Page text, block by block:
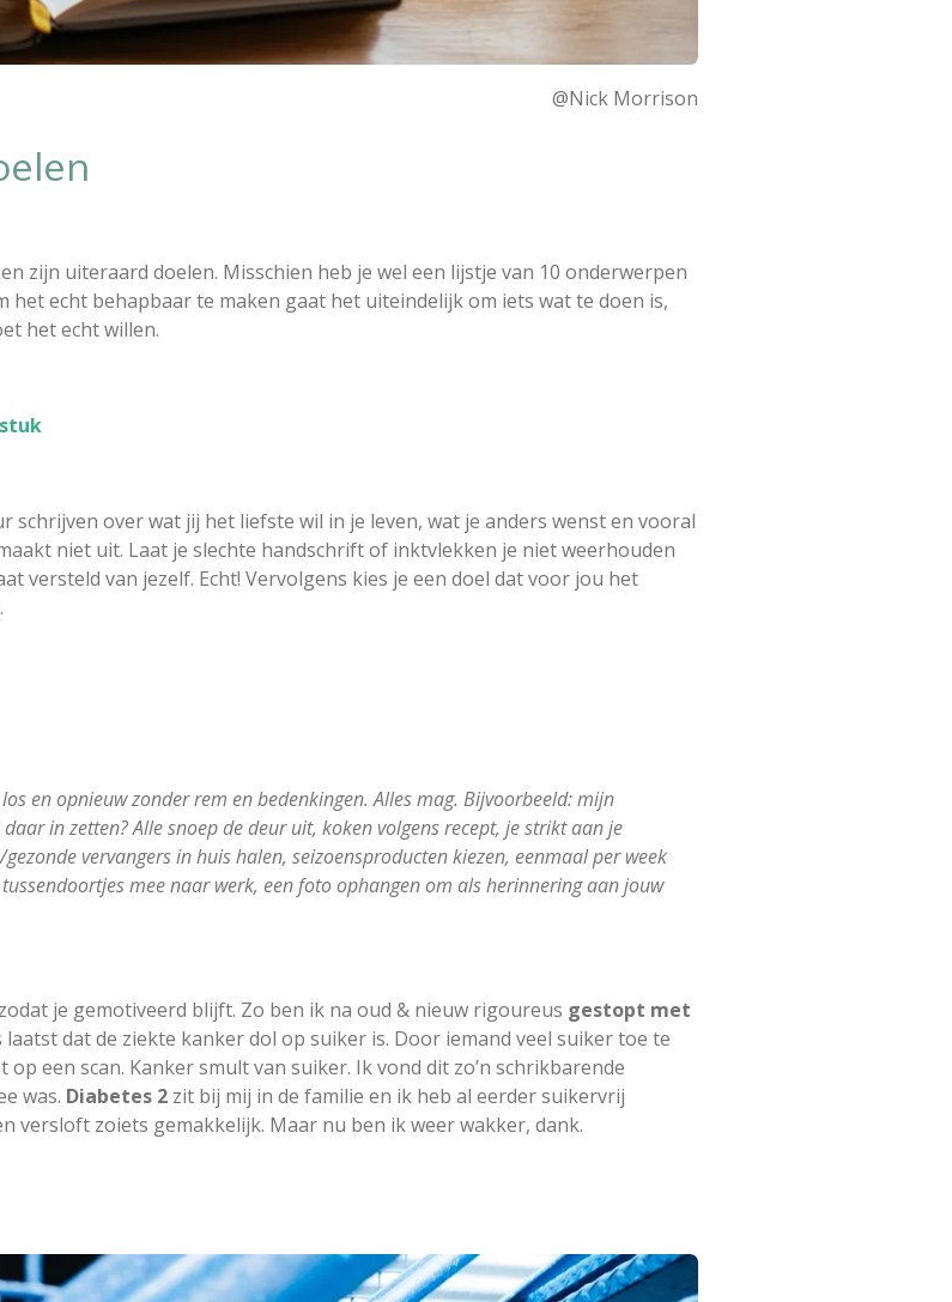
@Nick Morrison
zijn uiteraard doelen. Misschien heb je wel een lijstje van 10 onderwerpen
het echt behapbaar te maken gaat het uiteindelijk om iets wat te doen is,
het echt willen.
schrijven over wat jij het liefste wil in je leven, wat je anders wenst en vooral
niet uit. Laat je slechte handschrift of inktvlekken je niet weerhouden
versteld van jezelf. Echt! Vervolgens kies je een doel dat voor jou het
en opnieuw zonder rem en bedenkingen. Alles mag. Bijvoorbeeld: mijn
in zetten? Alle snoep de deur uit, koken volgens recept, je strikt aan je
vervangers in huis halen, seizoensproducten kiezen, eenmaal per week
mee naar werk, een foto ophangen om als herinnering aan jouw
je gemotiveerd blijft. Zo ben ik na oud & nieuw rigoureus gestopt met
dat de ziekte kanker dol op suiker is. Door iemand veel suiker toe te
een scan. Kanker smult van suiker. Ik vond dit zo’n schrikbarende
was. Diabetes 2 zit bij mij in de familie en ik heb al eerder suikervrij
versloft zoiets gemakkelijk. Maar nu ben ik weer wakker, dank.